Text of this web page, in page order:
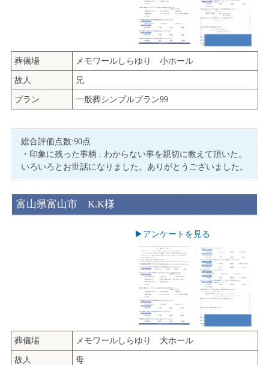
葬儀場 メモワールしらゆり 小ホール
故人 兄
プラン 一般葬シンプルプラン99
総合評価点数:90点
・印象に残った事柄 : わからない事を親切に教えて頂いた。
いろいろとお世話になりました。ありがとうございました。
富山県富山市 K.K様
▶︎アンケートを見る
葬儀場 メモワールしらゆり 大ホール
故人 母